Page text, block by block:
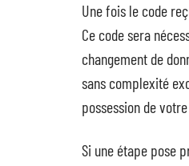
Une fois le code
Ce code sera
changement de
sans complexité
possession de
Si une étape pose